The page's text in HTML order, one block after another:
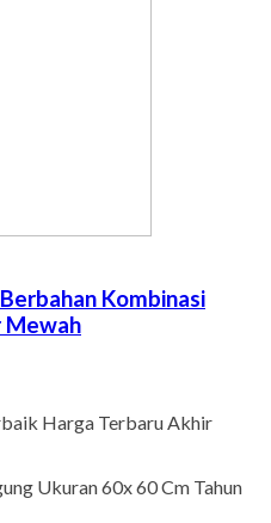
Kombinasi
Mewah
Harga Terbaru Akhir
Ukuran 60x 60 Cm Tahun